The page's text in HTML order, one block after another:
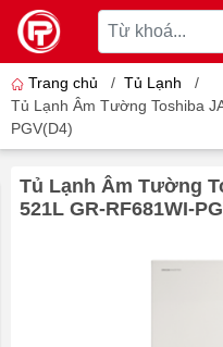
Trang chủ / Tủ Lạnh
/
Tủ Lạnh Âm Tường Toshiba
PGV(D4)
Tủ Lạnh Âm Tường
521L GR-RF681WI-